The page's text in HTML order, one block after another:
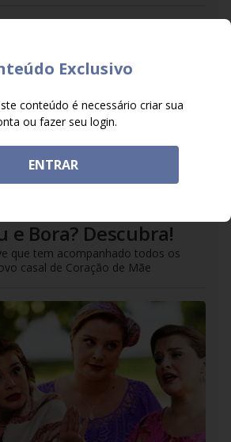
e Bora? Descubra!
que tem acompanhado todos os
casal de Coração de Mãe
Exclusivo
conteúdo é necessário criar sua
ou fazer seu login.
ENTRAR